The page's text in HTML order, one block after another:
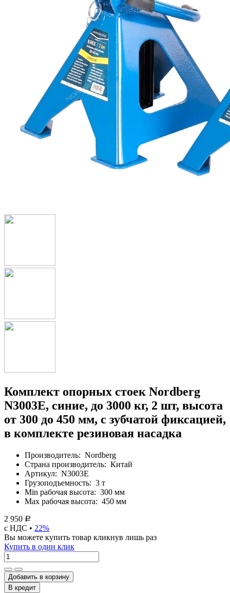
Комплект опорных стоек Nordberg
N3003E, синие, до 3000 кг, 2 шт, высота
от 300 до 450 мм, с зубчатой фиксацией,
в комплекте резиновая насадка
Производитель: Nordberg
Страна производитель: Китай
Артикул: N3003E
Грузоподъемность: 3 т
Min рабочая высота: 300 мм
Max рабочая высота: 450 мм
2 950 Р
с НДС • 22%
Вы можете купить товар кликнув лишь раз
Купить в один клик
Добавить в корзину